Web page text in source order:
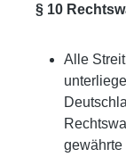
§ 10
Alle
gewährte